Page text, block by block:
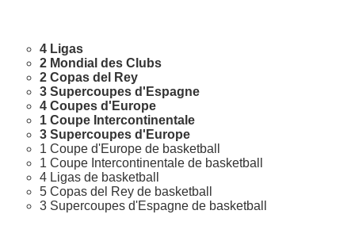
4 Ligas
2 Mondial des Clubs
2 Copas del Rey
3 Supercoupes d'Espagne
4 Coupes d'Europe
1 Coupe Intercontinentale
3 Supercoupes d'Europe
1 Coupe d'Europe de basketball
1 Coupe Intercontinentale de basketball
4 Ligas de basketball
5 Copas del Rey de basketball
3 Supercoupes d'Espagne de basketball